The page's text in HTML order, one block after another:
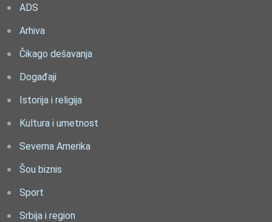
ADS
Arhiva
Čikago dešavanja
Događaji
Istorija i religija
Kultura i umetnost
Severna Amerika
Šou biznis
Sport
Srbija i region